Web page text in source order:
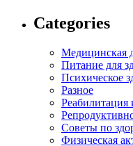
Categories
Медицинская
Питание для
Психическое
Разное
Реабилитация
Советы по
Физическая